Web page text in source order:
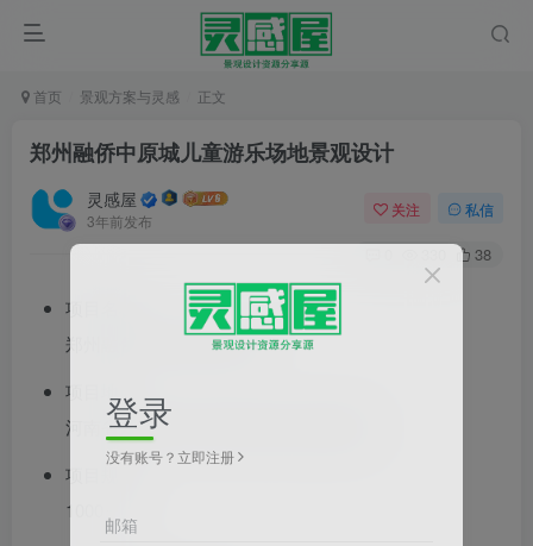
首页 景观方案与灵感 正文
郑州融侨中原城儿童游乐场地景观设计
灵感屋
3年前发布
关注 私信
38
项目名称：
郑州融侨中原城梦幻森林
项目地点：
河南省郑州市荥阳市贾峪镇宜居健康城
项目规模：
1000㎡
登录
没有账号？立即注册
邮箱